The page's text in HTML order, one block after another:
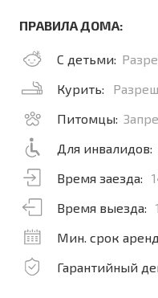
ПРАВИЛА ДОМА:
С детьми:
Курить:
Питомцы:
Для инвалидов:
Время заезда:
Время выезда:
Мин. срок
Гарантийный